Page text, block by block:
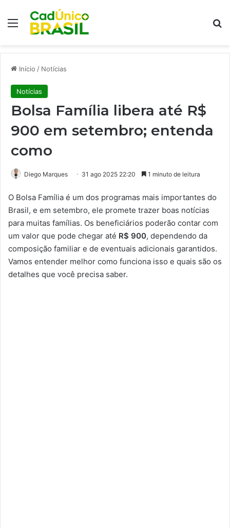
Menu
Início / Notícias
Notícias
Bolsa Família libera até R$
900 em setembro; entenda
como
Diego Marques 31 ago 2025 22:20 1 minuto de leitura
O Bolsa Família é um dos programas mais importantes do
Brasil, e em setembro, ele promete trazer boas notícias
para muitas famílias. Os beneficiários poderão contar com
um valor que pode chegar até R$ 900, dependendo da
composição familiar e de eventuais adicionais garantidos.
Vamos entender melhor como funciona isso e quais são os
detalhes que você precisa saber.